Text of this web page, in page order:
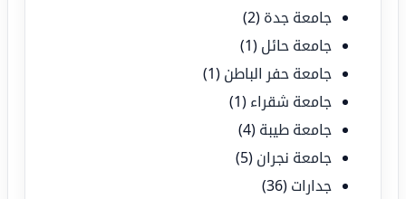
جامعة جدة (2)
جامعة حائل (1)
جامعة حفر الباطن (1)
جامعة شقراء (1)
جامعة طيبة (4)
جامعة نجران (5)
جدارات (36)